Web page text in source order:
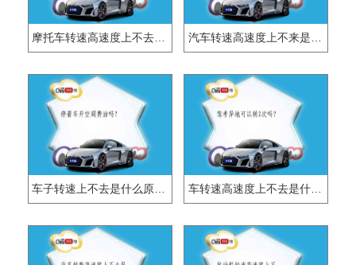
车转速高速度上不去是什么原因？